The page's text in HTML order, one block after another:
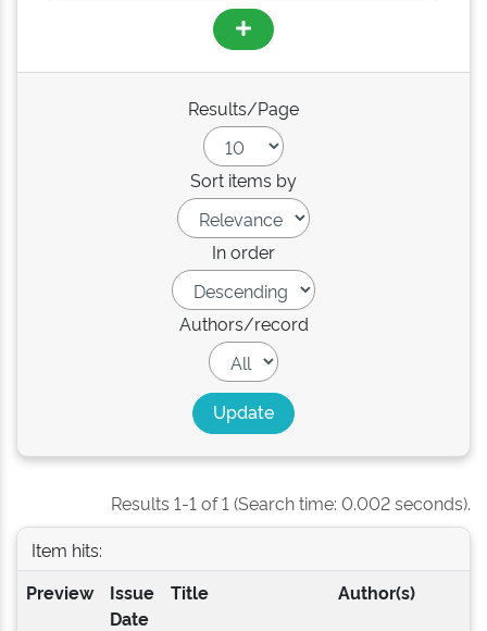
Results/Page
Sort items by
In order
Authors/record
Results 1-1 of 1 (Search time: 0.002 seconds).
Item hits:
Preview
Issue
Date
Title Author(s)